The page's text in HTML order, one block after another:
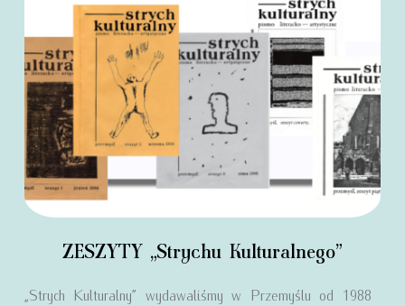
ZESZYTY „Strychu Kulturalnego”
„Strych Kulturalny” wydawaliśmy w Przemyślu od 1988